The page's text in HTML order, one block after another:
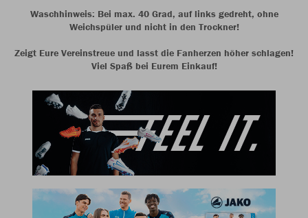
Waschhinweis: Bei max. 40 Grad, auf links gedreht, ohne
Weichspüler und nicht in den Trockner!
Zeigt Eure Vereinstreue und lasst die Fanherzen höher schlagen!
Viel Spaß bei Eurem Einkauf!